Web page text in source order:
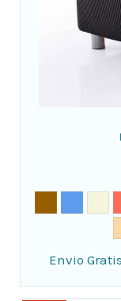
Envio Gratis